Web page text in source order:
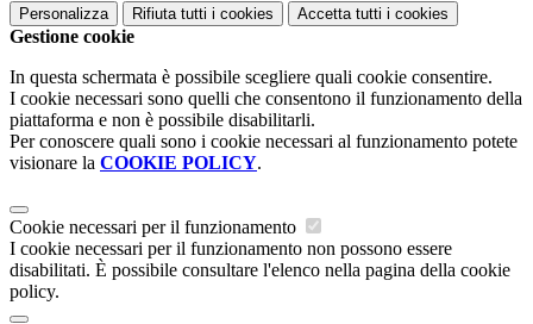
Personalizza Rifiuta tutti i cookies Accetta tutti i cookies
Gestione cookie
In questa schermata è possibile scegliere quali cookie consentire.
I cookie necessari sono quelli che consentono il funzionamento della
piattaforma e non è possibile disabilitarli.
Per conoscere quali sono i cookie necessari al funzionamento potete
visionare la COOKIE POLICY.
Cookie necessari per il funzionamento
I cookie necessari per il funzionamento non possono essere
disabilitati. È possibile consultare l'elenco nella pagina della cookie
policy.